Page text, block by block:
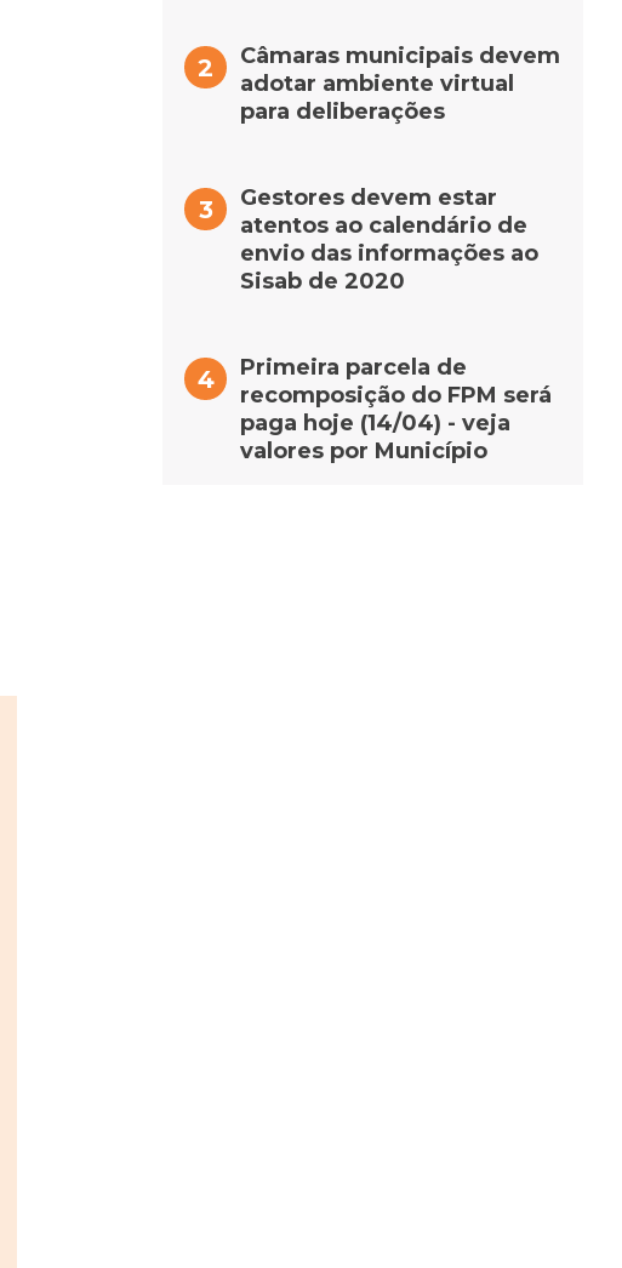
Câmaras municipais devem
adotar ambiente virtual
para deliberações
Gestores devem estar
atentos ao calendário de
envio das informações ao
Sisab de 2020
Primeira parcela de
recomposição do FPM será
paga hoje (14/04) - veja
valores por Município